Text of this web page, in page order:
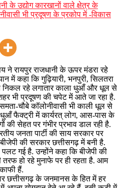
के उद्योग कारखानों वाले क्षेत्र के
भी प्रदूषण के प्रकोप में -विकास
ने रायपुर राजधानी के ऊपर मंडरा रहे
में कहा कि गुढ़ियारी, भनपुरी, सिलतरा
निकल रहे लगातार काला धुआँ और धूल से
भी प्रदूषण की चपेट में आते जा रहा है.
चौबे कॉलोनीवासी भी काली धूल से
फैक्ट्री में कार्यरत् लोग, आस-पास के
की सेहत पर गंभीर प्रभाव डाल रही है.
जनता पार्टी की साय सरकार पर
की सरकार छत्तीसगढ़ में बनी है.
गई है. उन्होंने कहा कि बीजेपी की
तरफ हो रहे मुनाफे पर ही रहता है. आम
हैं.
छत्तीसगढ़ के जनमानस के हित में हर